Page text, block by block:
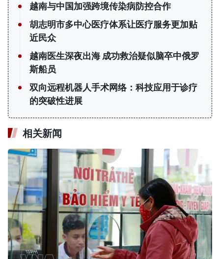
越南与中国加强跨境传染病防控合作
胡志明市多中心医疗体系让医疗服务更加贴
近民众
越南医生深夜出海 成功救治疑似脑卒中俄罗
斯船员
双向远程机器人手术网络：科技应用于诊疗
的突破性进展
相关新闻